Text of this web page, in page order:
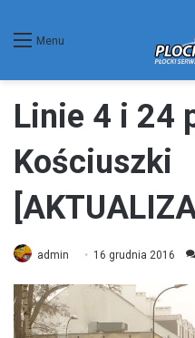
Menu
Linie 4 i 24
Kościuszki
admin 16 grudnia 2016